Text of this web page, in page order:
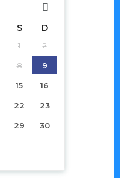
S D
1 2
8 9
15 16
22 23
29 30